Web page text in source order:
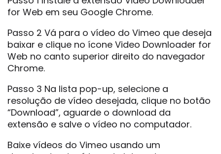
for Web em seu Google Chrome.
Passo 2 Vá para o vídeo do Vimeo que deseja
baixar e clique no ícone Video Downloader for
Web no canto superior direito do navegador
Chrome.
Passo 3 Na lista pop-up, selecione a
resolução de vídeo desejada, clique no botão
“Download”, aguarde o download da
extensão e salve o vídeo no computador.
Baixe vídeos do Vimeo usando um